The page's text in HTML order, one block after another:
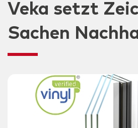
Veka setzt
Sachen